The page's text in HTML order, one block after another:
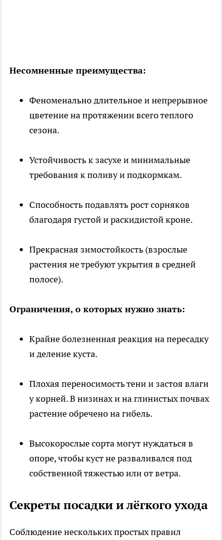
Несомненные преимущества:
Феноменально длительное и непрерывное
цветение на протяжении всего теплого
сезона.
Устойчивость к засухе и минимальные
требования к поливу и подкормкам.
Способность подавлять рост сорняков
благодаря густой и раскидистой кроне.
Прекрасная зимостойкость (взрослые
растения не требуют укрытия в средней
полосе).
Ограничения, о которых нужно знать:
Крайне болезненная реакция на пересадку
и деление куста.
Плохая переносимость тени и застоя влаги
у корней. В низинах и на глинистых почвах
растение обречено на гибель.
Высокорослые сорта могут нуждаться в
опоре, чтобы куст не разваливался под
собственной тяжестью или от ветра.
Секреты посадки и лёгкого ухода
Соблюдение нескольких простых правил